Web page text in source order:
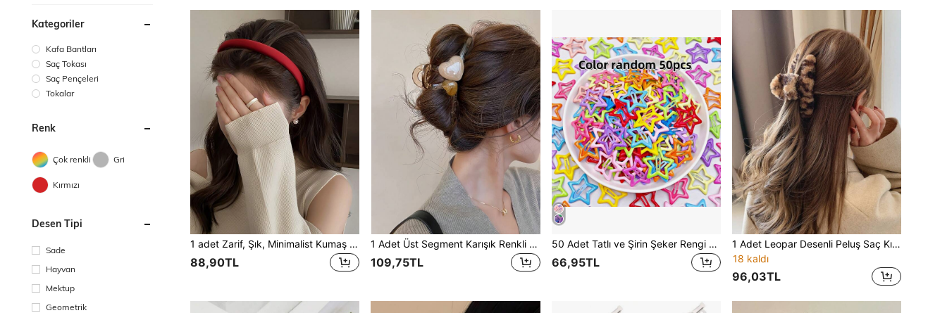
Kategoriler
Kafa Bantları
Saç Tokası
Saç Pençeleri
Tokalar
Renk
Çok renkli Gri
Kırmızı
Desen Tipi
Sade
Hayvan
Mektup
Geometrik
1 adet Zarif, Şık, Minimalist Kumaş Saç Bandı, Güzellik, Ev Saç Aksesuarı, Seyahat, Doğum Günü
88,90TL
1 Adet Üst Segment Karışık Renkli Büyük Kalp Şeklinde Saç Kıskaç Tokası, Saç Aksesuarı, Kadınlar İçin Sade, Taze ve Zarif Hediye
109,75TL
50 Adet Tatlı ve Şirin Şeker Rengi Damla Yağlı Beş Köşeli Yıldız Toka, Kadınlar İçin Kakül/Yan Kakül/At Kuyruğu Saç Stili Tokası, Y2K Pençe Toka Saç Kıskaçları Saç Tokaları, Baş Aksesuarları, Saç İğnesi, Yaz, Tatil, Seyahat, Saç Tokası, Doğum Günü
66,95TL
1 Adet Leopar Desenli Peluş Saç Kıskacı, Kadınlar İçin Şık ve Çok Yönlü Saç Aksesuarı, / Kürk Pençe Pofuduk Saç Tokası
18 kaldı
96,03TL